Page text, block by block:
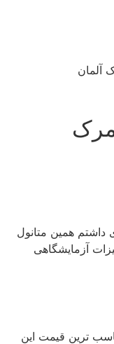
داشتم همین متانول
آزمایشگاهی
ترین قیمت این